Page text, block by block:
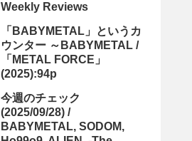
Weekly Reviews
「BABYMETAL」というカ
ウンター ～BABYMETAL /
「METAL FORCE」
(2025):94p
今週のチェック
(2025/09/28) /
BABYMETAL, SODOM,